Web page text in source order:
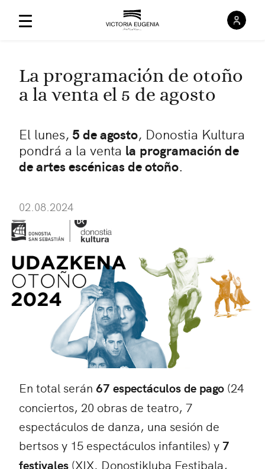
La programación de otoño
a la venta el 5 de agosto
El lunes, 5 de agosto, Donostia Kultura
pondrá a la venta la programación de
de artes escénicas de otoño.
02.08.2024
En total serán 67 espectáculos de pago (24
conciertos, 20 obras de teatro, 7
espectáculos de danza, una sesión de
bertsos y 15 espectáculos infantiles) y7
festivales (XIX. Donostikluba Festibala,